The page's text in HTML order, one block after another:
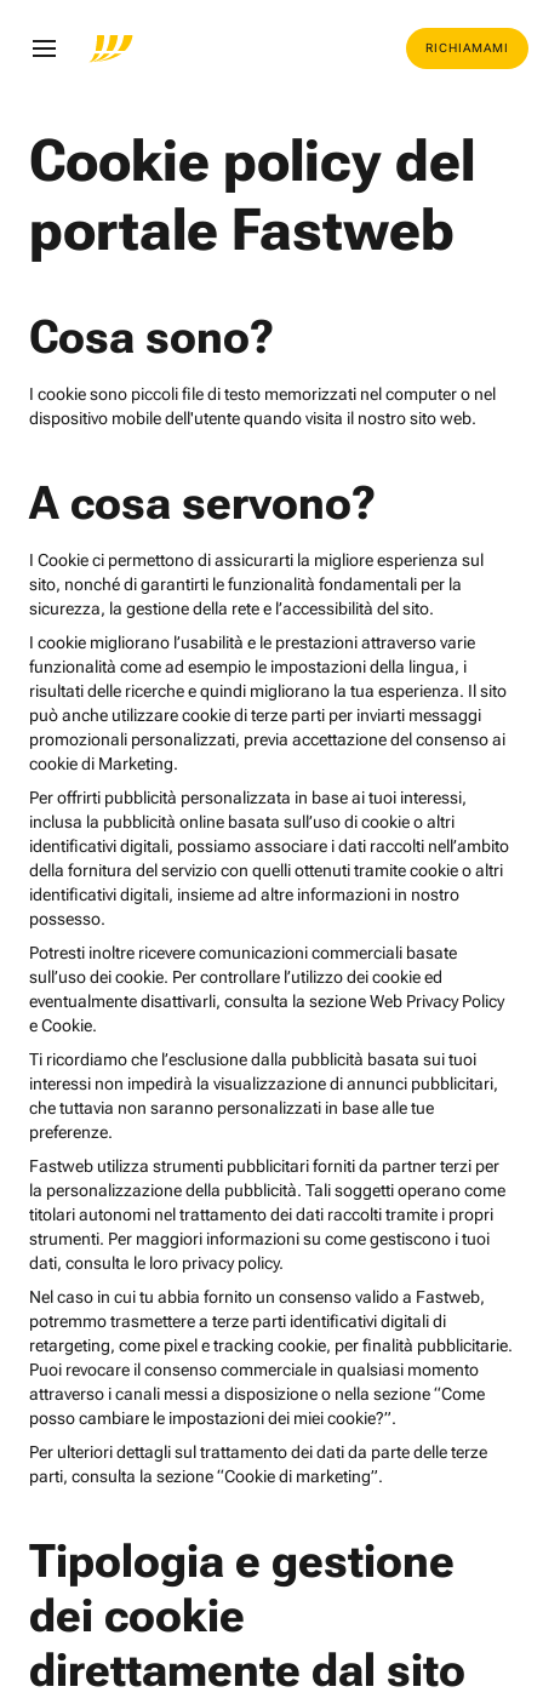
RICHIAMAMI
Cookie policy del
portale Fastweb
Cosa sono?
I cookie sono piccoli file di testo memorizzati nel computer o nel
dispositivo mobile dell'utente quando visita il nostro sito web.
A cosa servono?
I Cookie ci permettono di assicurarti la migliore esperienza sul
sito, nonché di garantirti le funzionalità fondamentali per la
sicurezza, la gestione della rete e l’accessibilità del sito.
I cookie migliorano l’usabilità e le prestazioni attraverso varie
funzionalità come ad esempio le impostazioni della lingua, i
risultati delle ricerche e quindi migliorano la tua esperienza. Il sito
può anche utilizzare cookie di terze parti per inviarti messaggi
promozionali personalizzati, previa accettazione del consenso ai
cookie di Marketing.
Per offrirti pubblicità personalizzata in base ai tuoi interessi,
inclusa la pubblicità online basata sull’uso di cookie o altri
identificativi digitali, possiamo associare i dati raccolti nell’ambito
della fornitura del servizio con quelli ottenuti tramite cookie o altri
identificativi digitali, insieme ad altre informazioni in nostro
possesso.
Potresti inoltre ricevere comunicazioni commerciali basate
sull’uso dei cookie. Per controllare l’utilizzo dei cookie ed
eventualmente disattivarli, consulta la sezione Web Privacy Policy
e Cookie.
Ti ricordiamo che l’esclusione dalla pubblicità basata sui tuoi
interessi non impedirà la visualizzazione di annunci pubblicitari,
che tuttavia non saranno personalizzati in base alle tue
preferenze.
Fastweb utilizza strumenti pubblicitari forniti da partner terzi per
la personalizzazione della pubblicità. Tali soggetti operano come
titolari autonomi nel trattamento dei dati raccolti tramite i propri
strumenti. Per maggiori informazioni su come gestiscono i tuoi
dati, consulta le loro privacy policy.
Nel caso in cui tu abbia fornito un consenso valido a Fastweb,
potremmo trasmettere a terze parti identificativi digitali di
retargeting, come pixel e tracking cookie, per finalità pubblicitarie.
Puoi revocare il consenso commerciale in qualsiasi momento
attraverso i canali messi a disposizione o nella sezione “Come
posso cambiare le impostazioni dei miei cookie?”.
Per ulteriori dettagli sul trattamento dei dati da parte delle terze
parti, consulta la sezione “Cookie di marketing”.
Tipologia e gestione
dei cookie
direttamente dal sito